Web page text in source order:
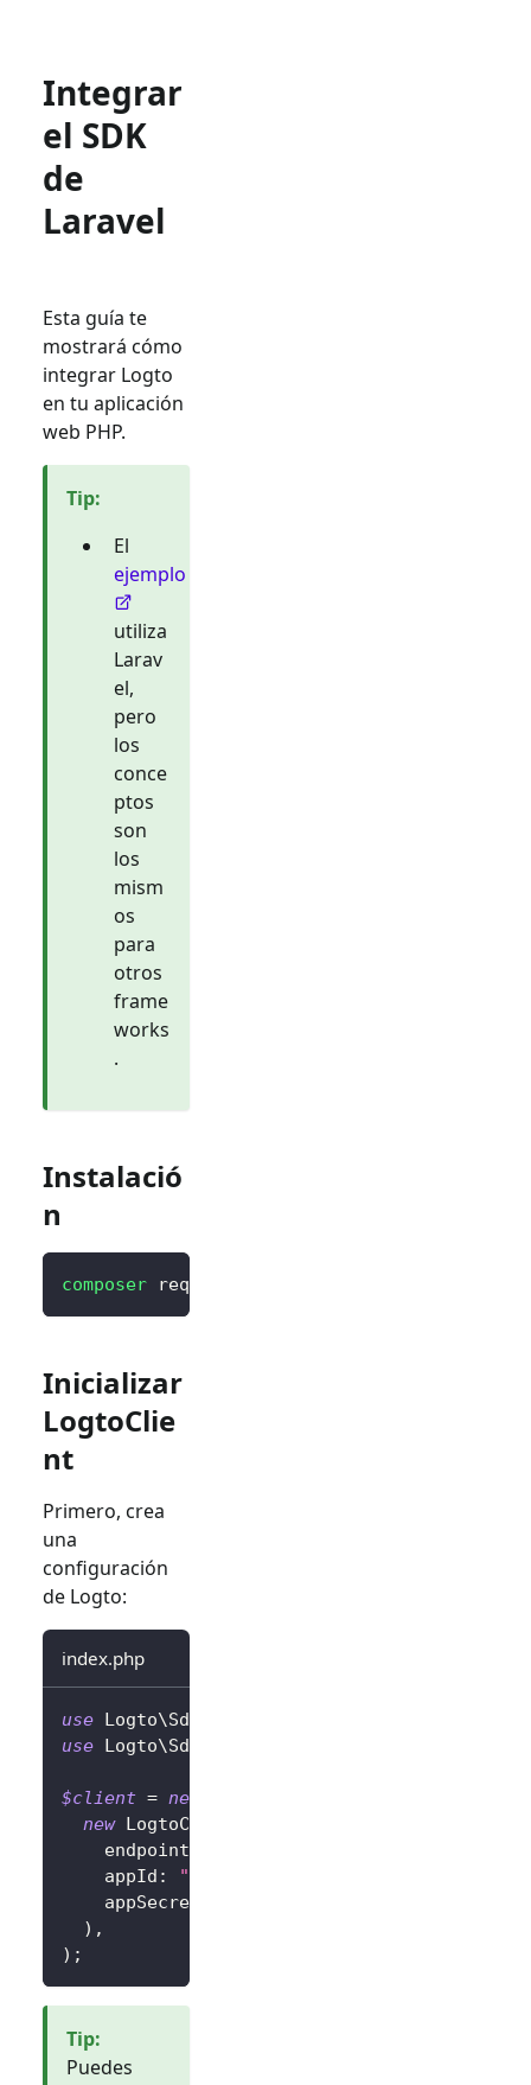
Integrar
el SDK
de
Laravel
Esta guía te
mostrará cómo
integrar Logto
en tu aplicación
web PHP.
Tip:
El
ejemplo
utiliza
Larav
el,
pero
los
conce
ptos
son
los
mism
os
para
otros
frame
works
.
Instalació
n
composer require logto/sdk
Inicializar
LogtoClie
nt
Primero, crea
una
configuración
de Logto:
index.php
use Logto\Sdk
use Logto\Sdk
$client = new
new LogtoConfig
endpoint
appId : "replace-with-your-app-id"
appSecret
) ,
) ;
Tip:
Puedes